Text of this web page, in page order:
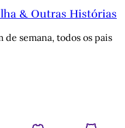
& Outras Histórias
de semana, todos os pais